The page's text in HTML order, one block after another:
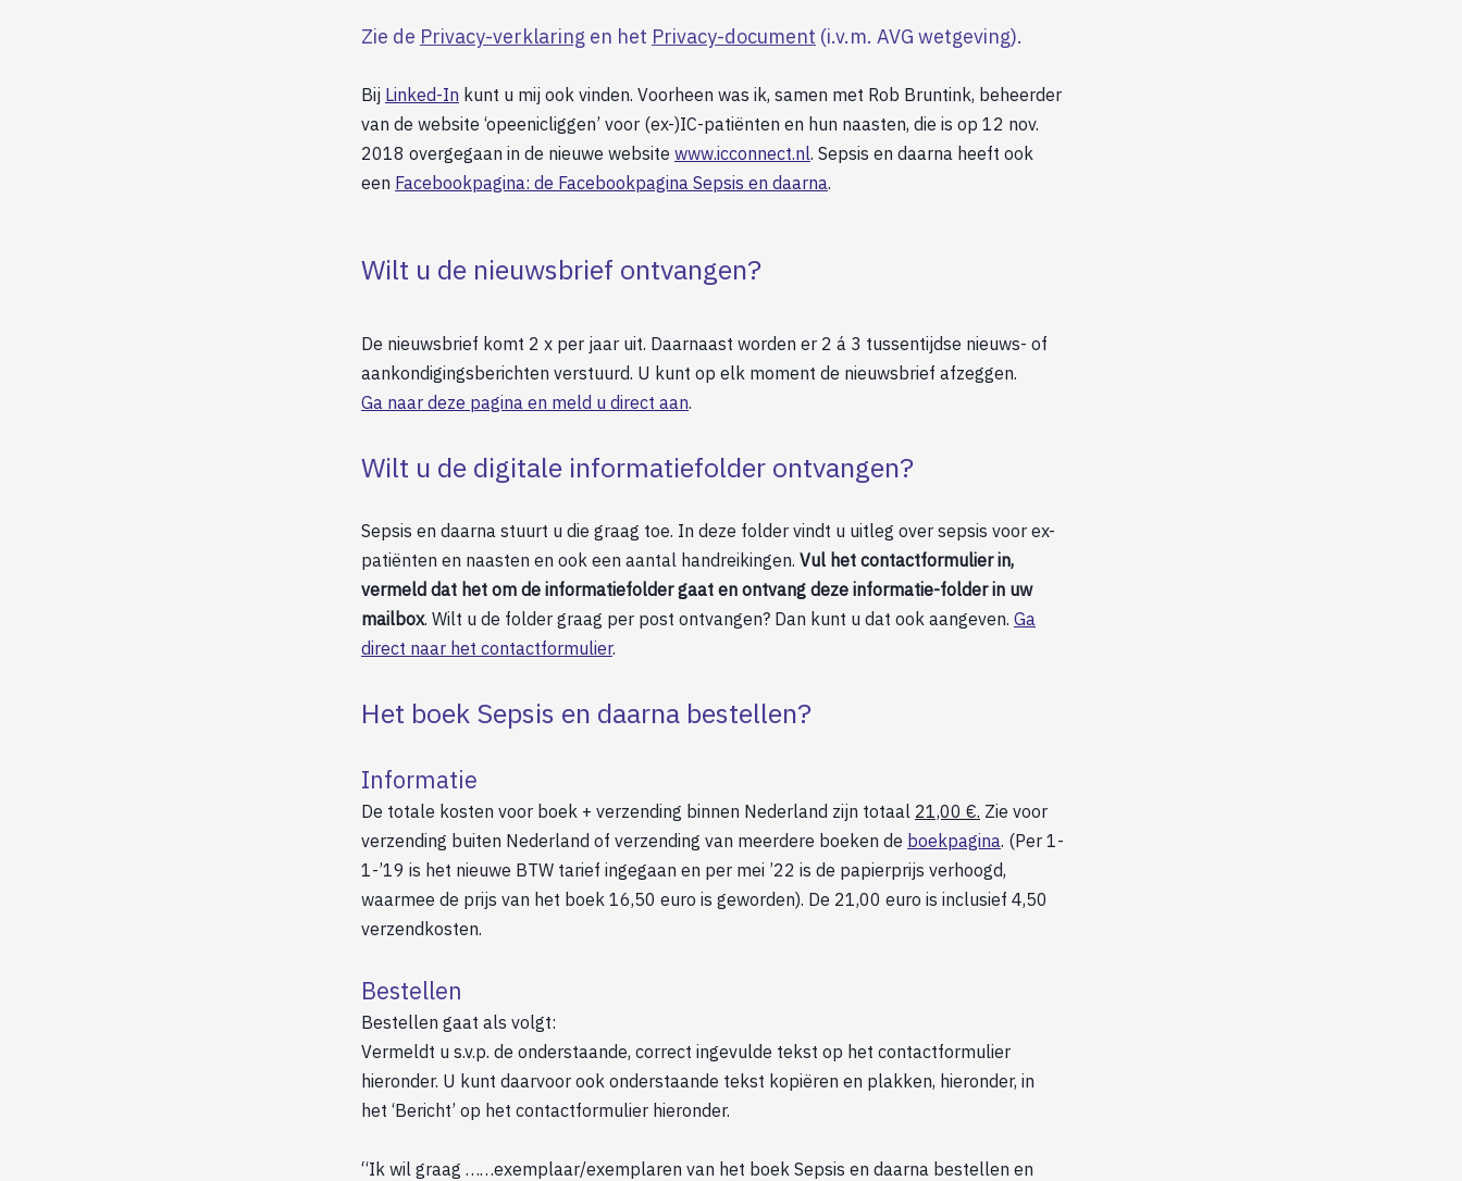
Zie de Privacy-verklaring en het Privacy-document (i.v.m. AVG wetgeving).
Bij Linked-In kunt u mij ook vinden. Voorheen was ik, samen met Rob Bruntink, beheerder
van de website ‘opeenicliggen’ voor (ex-)IC-patiënten en hun naasten, die is op 12 nov.
2018 overgegaan in de nieuwe website www.icconnect.nl. Sepsis en daarna heeft ook
een Facebookpagina: de Facebookpagina Sepsis en daarna.
Wilt u de nieuwsbrief ontvangen?
De nieuwsbrief komt 2 x per jaar uit. Daarnaast worden er 2 á 3 tussentijdse nieuws- of
aankondigingsberichten verstuurd. U kunt op elk moment de nieuwsbrief afzeggen.
Ga naar deze pagina en meld u direct aan.
Wilt u de digitale informatiefolder ontvangen?
Sepsis en daarna stuurt u die graag toe. In deze folder vindt u uitleg over sepsis voor ex-
patiënten en naasten en ook een aantal handreikingen. Vul het contactformulier in,
vermeld dat het om de informatiefolder gaat en ontvang deze informatie-folder in uw
mailbox. Wilt u de folder graag per post ontvangen? Dan kunt u dat ook aangeven. Ga
direct naar het contactformulier.
Het boek Sepsis en daarna bestellen?
Informatie
De totale kosten voor boek + verzending binnen Nederland zijn totaal 21,00 €. Zie voor
verzending buiten Nederland of verzending van meerdere boeken de boekpagina. (Per 1-
1-’19 is het nieuwe BTW tarief ingegaan en per mei ’22 is de papierprijs verhoogd,
waarmee de prijs van het boek 16,50 euro is geworden). De 21,00 euro is inclusief 4,50
verzendkosten.
Bestellen
Bestellen gaat als volgt:
Vermeldt u s.v.p. de onderstaande, correct ingevulde tekst op het contactformulier
hieronder. U kunt daarvoor ook onderstaande tekst kopiëren en plakken, hieronder, in
het ‘Bericht’ op het contactformulier hieronder.
“Ik wil graag ……exemplaar/exemplaren van het boek Sepsis en daarna bestellen en